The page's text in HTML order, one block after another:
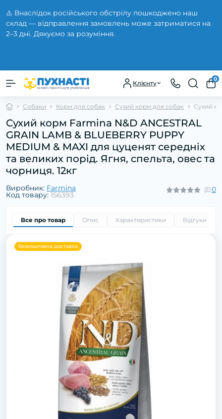
⚠️ Внаслідок російського обстрілу пошкоджено наш
склад — відправлення замовлень може затриматися на
2–3 дні. Дякуємо за розуміння.
Клієнту
0
Собаки Корм для собак Сухий корм для собак Сухий
Сухий корм Farmina N&D ANCESTRAL
GRAIN LAMB & BLUEBERRY PUPPY
MEDIUM & MAXI для цуценят середніх
та великих порід. Ягня, спельта, овес та
чорниця. 12кг
Виробник: Farmina
Код товару: 156393
0
Все про товар Опис Характеристики Відгуки
Безкоштовна доставка